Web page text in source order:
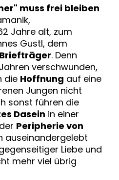
muss frei bleiben
Jahre alt, zum
Gustl, dem
. Denn
verschwunden,
die Hoffnung auf eine
Jungen nicht
sonst führen die
Dasein in einer
Peripherie von
auseinandergelebt
Liebe und
mehr viel übrig